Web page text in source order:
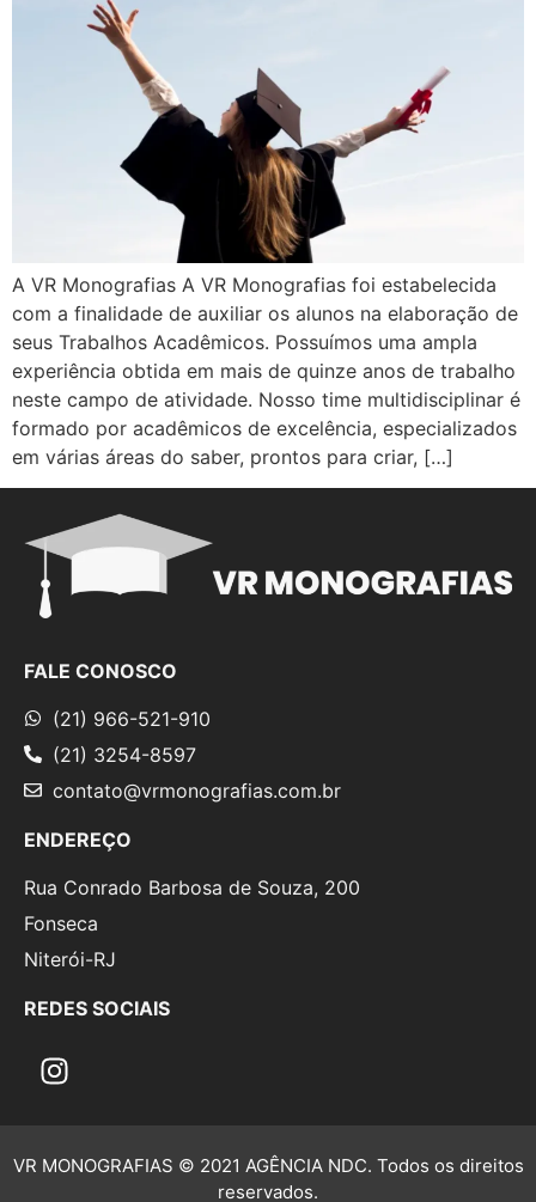
A VR Monografias A VR Monografias foi estabelecida
com a finalidade de auxiliar os alunos na elaboração de
seus Trabalhos Acadêmicos. Possuímos uma ampla
experiência obtida em mais de quinze anos de trabalho
neste campo de atividade. Nosso time multidisciplinar é
formado por acadêmicos de excelência, especializados
em várias áreas do saber, prontos para criar, […]
FALE CONOSCO
(21) 966-521-910
(21) 3254-8597
contato@vrmonografias.com.br
ENDEREÇO
Rua Conrado Barbosa de Souza, 200
Fonseca
Niterói-RJ
REDES SOCIAIS
VR MONOGRAFIAS © 2021 AGÊNCIA NDC. Todos os direitos
reservados.